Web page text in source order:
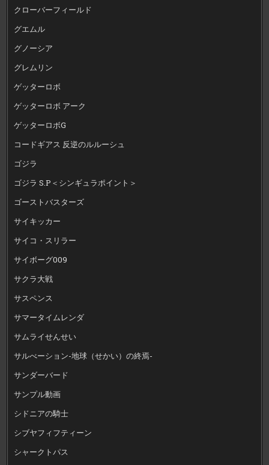
クローバーフィールド
グエムル
グノーシア
グレムリン
ゲッターロボ
ゲッターロボ アーク
ゲッターロボG
コードギアス 反逆のルルーシュ
ゴジラ
ゴジラ S.P＜シンギュラポイント＞
ゴーストバスターズ
サイキッカー
サイコ・スリラー
サイボーグ009
サクラ大戦
サスペンス
サマータイムレンダ
サムライせんせい
サルべーション-地球（せかい）の終焉-
サンダーバード
サンプル動画
シドニアの騎士
シブヤフィフティーン
シャークトパス